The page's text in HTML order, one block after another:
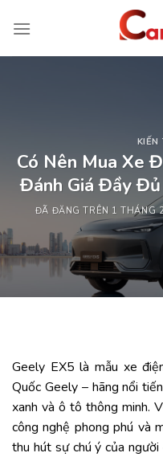
đến
KIẾN
Có Nên Mua Xe
Đánh Giá Đầy
ĐÃ ĐĂNG TRÊN 1 THÁNG
Geely EX5 là mẫu xe
Quốc Geely – hãng nổi
xanh và ô tô thông minh.
công nghệ phong phú và
thu hút sự chú ý của